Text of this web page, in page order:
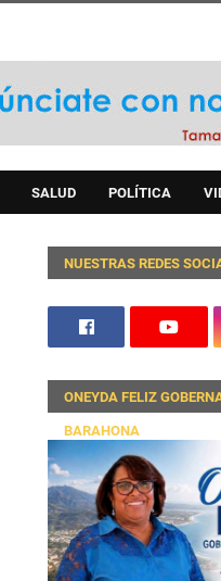
SALUD POLÍTICA
NUESTRAS REDES
ONEYDA FELIZ
BARAHONA